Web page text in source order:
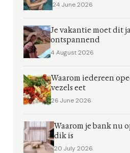
24 June 2026
Je vakantie moet dit
ontspannend
4 August 2026
Waarom iedereen
vezels eet
26 June 2026
Waarom je bank nu
dik is
20 July 2026